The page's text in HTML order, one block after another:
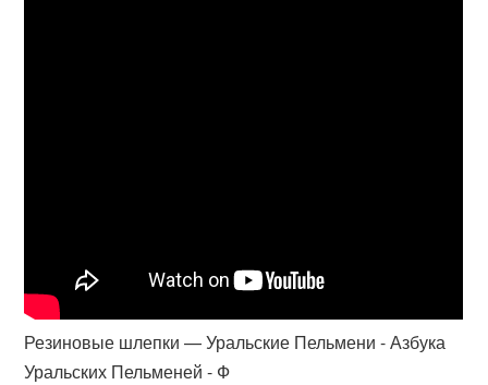
Резиновые шлепки — Уральские Пельмени - Азбука
Уральских Пельменей - Ф